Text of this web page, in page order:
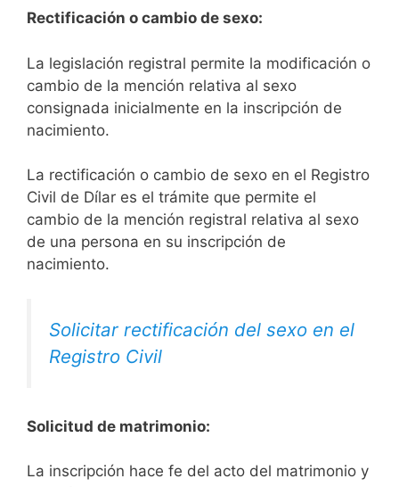
Rectificación o cambio de sexo:
La legislación registral permite la modificación o
cambio de la mención relativa al sexo
consignada inicialmente en la inscripción de
nacimiento.
La rectificación o cambio de sexo en el Registro
Civil de Dílar es el trámite que permite el
cambio de la mención registral relativa al sexo
de una persona en su inscripción de
nacimiento.
Solicitar rectificación del sexo en el
Registro Civil
Solicitud de matrimonio:
La inscripción hace fe del acto del matrimonio y